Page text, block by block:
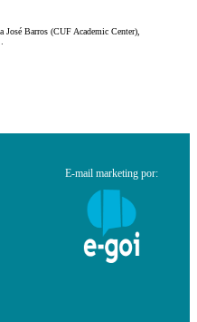
Barros (CUF Academic Center),
E-mail marketing por: